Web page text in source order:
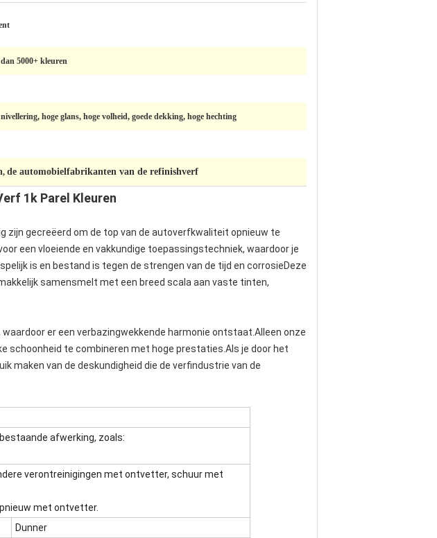
5000+ kleuren
hoge glans, hoge volheid, goede dekking, hoge hechting
, de automobielfabrikanten van de refinishverf
1k Parel Kleuren
zijn gecreëerd om de top van de autoverfkwaliteit opnieuw te
een vloeiende en vakkundige toepassingstechniek, waardoor je
is en bestand is tegen de strengen van de tijd en corrosieDeze
samensmelt met een breed scala aan vaste tinten,
er een verbazingwekkende harmonie ontstaat.Alleen onze
schoonheid te combineren met hoge prestaties.Als je door het
maken van de deskundigheid die de verfindustrie van de
afwerking, zoals:
verontreinigingen met ontvetter, schuur met
met ontvetter.
Dunner